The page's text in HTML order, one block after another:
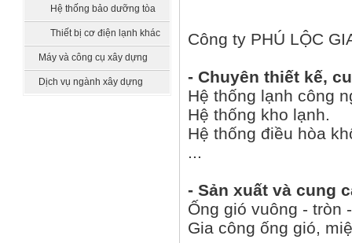
Hệ thống bảo dưỡng tòa
Thiết bị cơ điện lạnh khác
Máy và công cụ xây dựng
Dịch vụ ngành xây dựng
Công ty PHÚ LỘC
- Chuyên thiết kế,
Hệ thống lạnh công
Hệ thống kho lạnh.
Hệ thống điều hòa
...
- Sản xuất và cung
Ống gió vuông - tròn
Gia công ống gió,